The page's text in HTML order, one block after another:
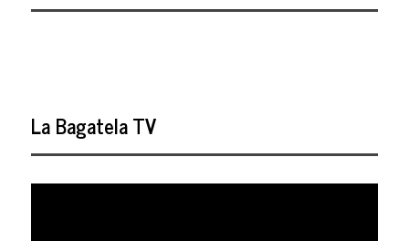
La Bagatela TV